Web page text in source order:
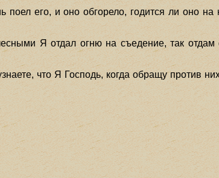
поел его, и оно обгорело, годится ли оно на
Я отдал огню на съедение, так отдам
что Я Господь, когда обращу против